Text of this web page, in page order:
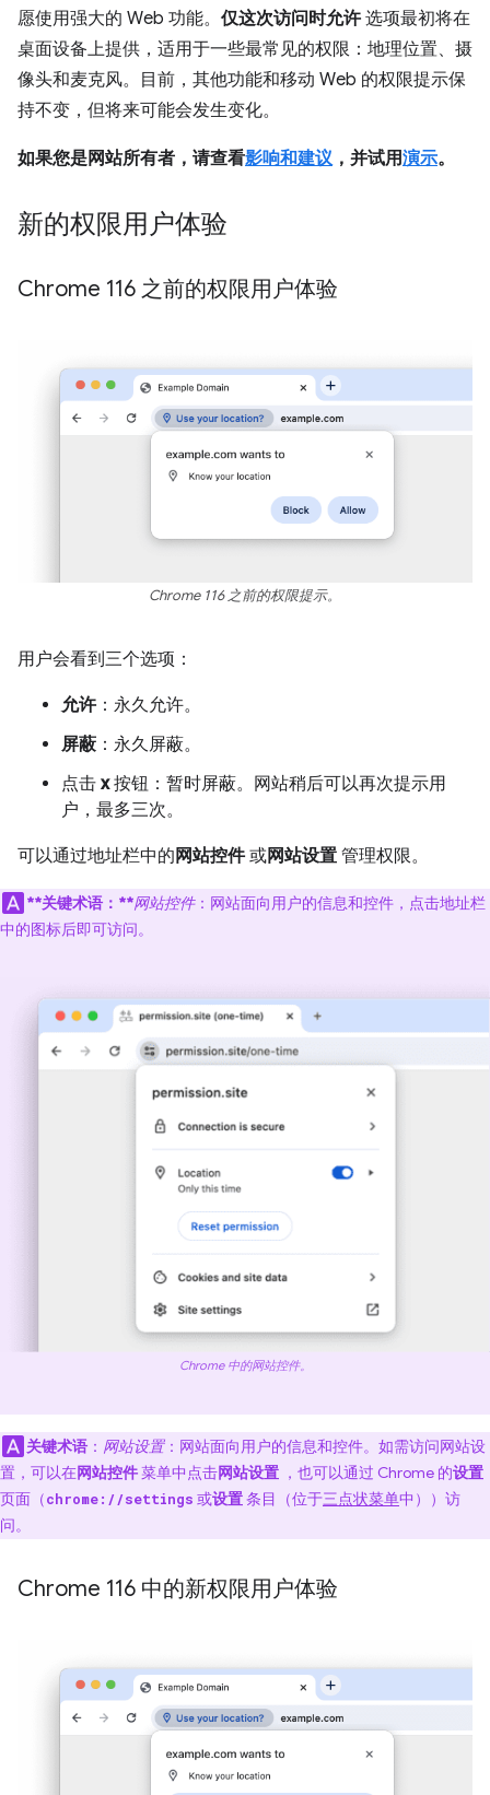
愿使用强大的 Web 功能。 仅这次访问时允许 选项最初将在
桌面设备上提供，适用于一些最常见的权限：地理位置、摄
像头和麦克风。目前，其他功能和移动 Web 的权限提示保
持不变，但将来可能会发生变化。
如果您是网站所有者，请查看影响和建议，并试用演示。
新的权限用户体验
Chrome 116 之前的权限用户体验
Chrome 116 之前的权限提示。
用户会看到三个选项：
允许 ：永久允许。
屏蔽 ：永久屏蔽。
点击 x按钮：暂时屏蔽。网站稍后可以再次提示用
户，最多三次。
可以通过地址栏中的 网站控件或网站设置 管理权限。
**关键术语：**网站控件：网站面向用户的信息和控件，点击地址栏
中的图标后即可访问。
Chrome 中的网站控件。
关键术语 ： 网站设置：网站面向用户的信息和控件。如需访问网站设
置，可以在网站控件菜单中点击网站设置 ，也可以通过 Chrome 的设置
页面（chrome://settings 或设置条目（位于三点状菜单中））访
问。
Chrome 116 中的新权限用户体验